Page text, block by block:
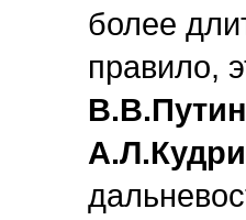
более
правило,